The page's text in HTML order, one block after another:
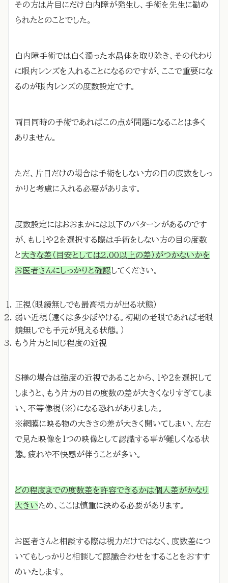
その方は片目にだけ白内障が発生し、手術を先生に勧め
られたとのことでした。
白内障手術では白く濁った水晶体を取り除き、その代わり
に眼内レンズを入れることになるのですが、ここで重要にな
るのが眼内レンズの度数設定です。
両目同時の手術であればこの点が問題になることは多く
ありません。
ただ、片目だけの場合は手術をしない方の目の度数をしっ
かりと考慮に入れる必要があります。
度数設定にはおおまかには以下のパターンがあるのです
が、もし１や２を選択する際は手術をしない方の目の度数
と大きな差（目安としては2.00以上の差）がつかないかを
お医者さんにしっかりと確認してください。
正視（眼鏡無しでも最高視力が出る状態）
弱い近視（遠くは多少ぼやける。初期の老眼であれば老眼
鏡無しでも手元が見える状態。）
もう片方と同じ程度の近視
S様の場合は強度の近視であることから、１や２を選択して
しまうと、もう片方の目の度数の差が大きくなりすぎてしま
い、不等像視（※）になる恐れがありました。
※網膜に映る物の大きさの差が大きく開いてしまい、左右
で見た映像を1つの映像として認識する事が難しくなる状
態。疲れや不快感が伴うことが多い。
どの程度までの度数差を許容できるかは個人差がかなり
大きいため、ここは慎重に決める必要があります。
お医者さんと相談する際は視力だけではなく、度数差につ
いてもしっかりと相談して認識合わせをすることをおすす
めいたします。